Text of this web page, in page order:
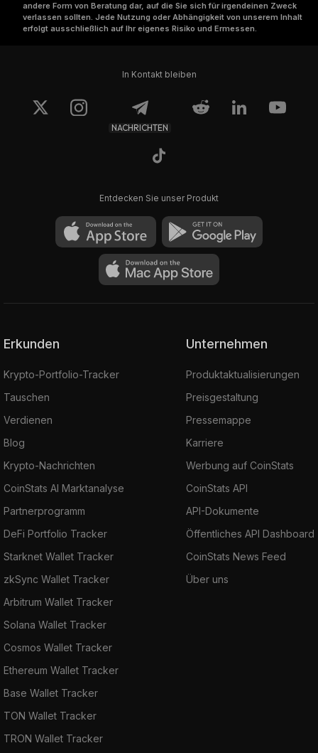
andere Form von Beratung dar, auf die Sie sich für irgendeinen Zweck
verlassen sollten. Jede Nutzung oder Abhängigkeit von unserem Inhalt
erfolgt ausschließlich auf Ihr eigenes Risiko und Ermessen.
In Kontakt bleiben
NACHRICHTEN
Entdecken Sie unser Produkt
Erkunden
Krypto-Portfolio-Tracker
Tauschen
Verdienen
Blog
Krypto-Nachrichten
CoinStats AI Marktanalyse
Partnerprogramm
DeFi Portfolio Tracker
Starknet Wallet Tracker
zkSync Wallet Tracker
Arbitrum Wallet Tracker
Solana Wallet Tracker
Cosmos Wallet Tracker
Ethereum Wallet Tracker
Base Wallet Tracker
TON Wallet Tracker
TRON Wallet Tracker
Unternehmen
Produktaktualisierungen
Preisgestaltung
Pressemappe
Karriere
Werbung auf CoinStats
CoinStats API
API-Dokumente
Öffentliches API Dashboard
CoinStats News Feed
Über uns